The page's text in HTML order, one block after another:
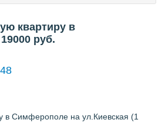
квартиру в
руб.
в Симферополе на ул.Киевская (1